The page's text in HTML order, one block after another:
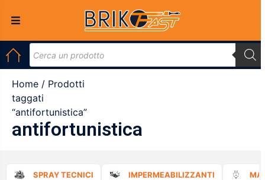
Home / Prodotti
taggati
“antifortunistica”
antifortunistica
SPRAY TECNICI IMPERMEABILIZZANTI